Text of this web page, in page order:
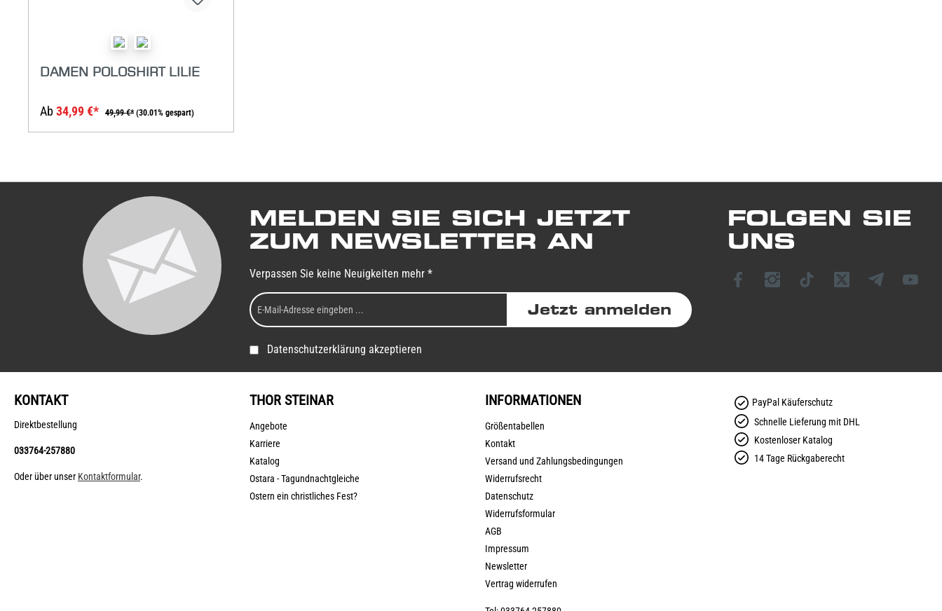
DAMEN POLOSHIRT LILIE
Ab 34,99 €* 49,99 €* (30.01% gespart)
MELDEN SIE SICH JETZT
ZUM NEWSLETTER AN
Verpassen Sie keine Neuigkeiten mehr *
Jetzt anmelden
Datenschutzerklärung akzeptieren
FOLGEN SIE
UNS
KONTAKT
Direktbestellung
033764-257880
Oder über unser Kontaktformular.
THOR STEINAR
Angebote
Karriere
Katalog
Ostara - Tagundnachtgleiche
Ostern ein christliches Fest?
INFORMATIONEN
Größentabellen
Kontakt
Versand und Zahlungsbedingungen
Widerrufsrecht
Datenschutz
Widerrufsformular
AGB
Impressum
Newsletter
Vertrag widerrufen
PayPal Käuferschutz
Schnelle Lieferung mit DHL
Kostenloser Katalog
14 Tage Rückgaberecht